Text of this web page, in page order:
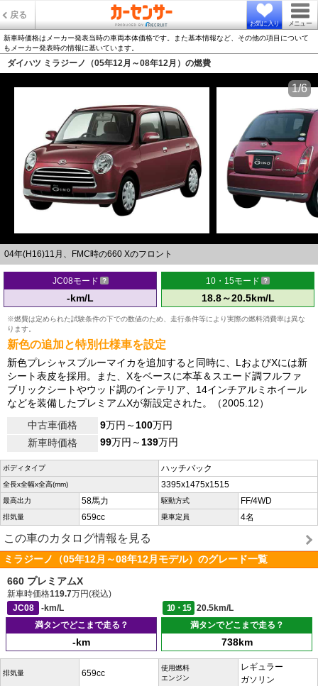
戻る
お気に入り メニュー
新車時価格はメーカー発表当時の車両本体価格です。また基本情報など、その他の項目について
もメーカー発表時の情報に基いています。
ダイハツ ミラジーノ（05年12月～08年12月）の燃費
04年(H16)11月、FMC時の660 Xのフロント
1/6
JC08モード
-km/L
10・15モード
18.8～20.5km/L
※燃費は定められた試験条件の下での数値のため、走行条件等により実際の燃料消費率は異な
ります。
新色の追加と特別仕様車を設定
新色プレシャスブルーマイカを追加すると同時に、LおよびXには新
シート表皮を採用。また、Xをベースに本革＆スエード調フルファ
ブリックシートやウッド調のインテリア、14インチアルミホイール
などを装備したプレミアムXが新設定された。（2005.12）
中古車価格
9万円～100万円
新車時価格
99万円～139万円
ボディタイプ ハッチバック
全長x全幅x全高(mm) 3395x1475x1515
最高出力 58馬力 駆動方式 FF/4WD
排気量 659cc 乗車定員 4名
この車のカタログ情報を見る
ミラジーノ（05年12月～08年12月モデル）のグレード一覧
660 プレミアムX
新車時価格119.7万円(税込)
JC08
-km/L 10・15
20.5km/L
満タンでどこまで走る？
-km
満タンでどこまで走る？
738km
排気量 659cc
使用燃料
エンジン
レギュラー
ガソリン